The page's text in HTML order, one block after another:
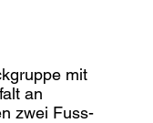
mit
an
zwei Fuss-